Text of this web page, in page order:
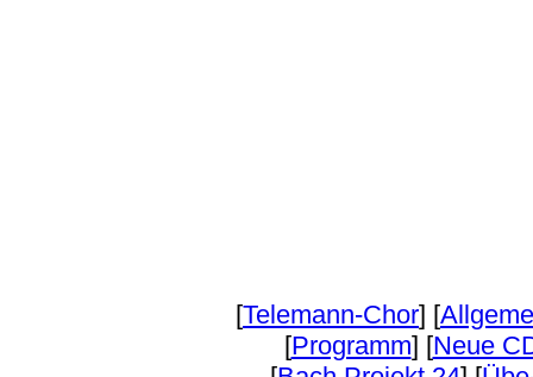
[Telemann-Chor] [
[Programm] [Neue